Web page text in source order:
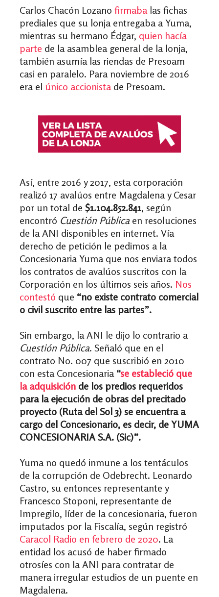
Carlos Chacón Lozano firmabalas fichas
prediales que su lonja entregaba a Yuma,
mientras su hermano Édgar, quien hacía
parte de la asamblea general de la lonja,
también asumía las riendas de Presoam
casi en paralelo. Para noviembre de 2016
era el único accionistade Presoam.
Así, entre 2016 y 2017, esta corporación
realizó 17 avalúos entre Magdalena y Cesar
por un total de $1.104.852.841, según
encontró Cuestión Pública en resoluciones
de la ANI disponibles en internet. Vía
derecho de petición le pedimos a la
Concesionaria Yuma que nos enviara todos
los contratos de avalúos suscritos con la
Corporación en los últimos seis años. Nos
contestó que “no existe contrato comercial
o civil suscrito entre las partes”.
Sin embargo, la ANI le dijo lo contrario a
Cuestión Pública. Señaló que en el
contrato No. 007 que suscribió en 2010
con esta Concesionaria “se estableció que
la adquisición de los predios requeridos
para la ejecución de obras del precitado
proyecto (Ruta del Sol 3) se encuentra a
cargo del Concesionario, es decir, de YUMA
CONCESIONARIA S.A. (Sic)”.
Yuma no quedó inmune a los tentáculos
de la corrupción de Odebrecht. Leonardo
Castro, su entonces representante y
Francesco Stoponi, representante de
Impregilo, líder de la concesionaria, fueron
imputados por la Fiscalía, según registró
Caracol Radio en febrero de 2020. La
entidad los acusó de haber firmado
otrosíes con la ANI para contratar de
manera irregular estudios de un puente en
Magdalena.